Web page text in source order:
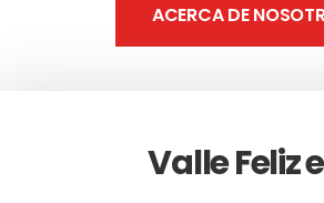
ACERCA DE
Valle Feliz